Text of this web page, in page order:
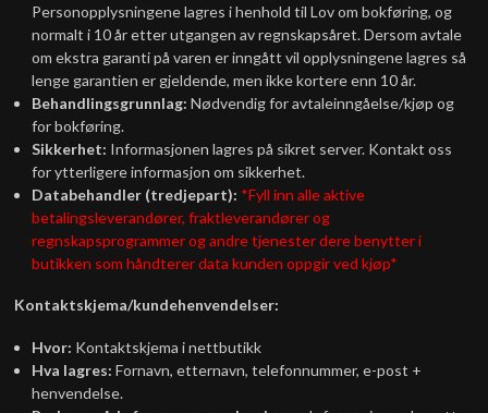
Personopplysningene lagres i henhold til Lov om bokføring, og
normalt i 10 år etter utgangen av regnskapsåret. Dersom avtale
om ekstra garanti på varen er inngått vil opplysningene lagres så
lenge garantien er gjeldende, men ikke kortere enn 10 år.
Behandlingsgrunnlag: Nødvendig for avtaleinngåelse/kjøp og
for bokføring.
Sikkerhet: Informasjonen lagres på sikret server. Kontakt oss
for ytterligere informasjon om sikkerhet.
Databehandler (tredjepart): *Fyll inn alle aktive
betalingsleverandører, fraktleverandører og
regnskapsprogrammer og andre tjenester dere benytter i
butikken som håndterer data kunden oppgir ved kjøp*
Kontaktskjema/kundehenvendelser:
Hvor: Kontaktskjema i nettbutikk
Hva lagres: Fornavn, etternavn, telefonnummer, e-post +
henvendelse.